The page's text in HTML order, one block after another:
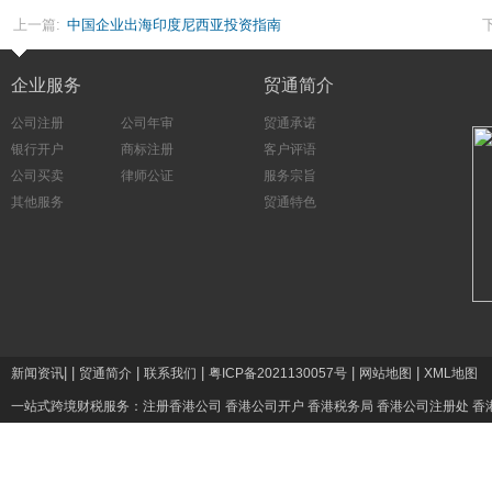
上一篇: 中国企业出海印度尼西亚投资指南
企业服务
公司注册
公司年审
银行开户
商标注册
公司买卖
律师公证
其他服务
贸通简介
贸通承诺
客户评语
服务宗旨
贸通特色
新闻资讯 贸通简介 联系我们 粤ICP备2021130057号 网站地图 XML地图
一站式跨境财税服务： 注册香港公司 香港公司开户 香港税务局 香港公司注册处 香